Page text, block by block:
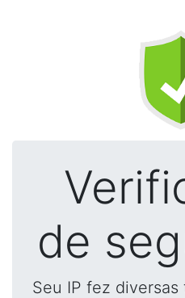
de
Seu IP fez